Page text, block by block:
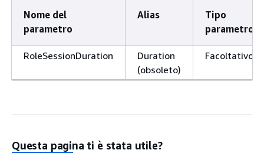
Nome del
parametro
Alias
Tipo
parametro
RoleSessionDuration
Duration
(obsoleto)
Facoltativo
Questa pagina ti è stata utile?